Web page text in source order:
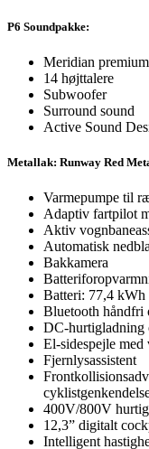
P6 Soundpakke:
Meridian
14 højttalere
Subwoofer
Surround sound
Active Sound
Metallak: Runway Red
Varmepumpe til
Adaptiv fartpilot
Aktiv
Automatisk
Bakkamera
Batteri: 77,4 kWh
Bluetooth håndfri
DC-hurtigladning
El-sidespejle
Fjernlysassistent
400V/800V
12,3” digitalt
Intelligent